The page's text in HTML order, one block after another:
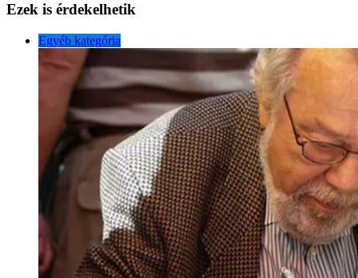
Ezek is érdekelhetik
Egyéb kategória